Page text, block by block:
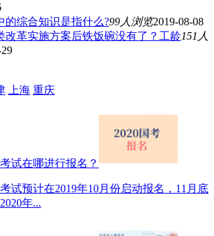
的综合知识是指什么?99人浏览2019-08-08
改革实施方案后铁饭碗没有了？工龄151人
上海 重庆
试在哪进行报名？
试预计在2019年10月份启动报名，11月底
年...